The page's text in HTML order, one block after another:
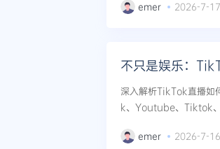
emer 2026-7-
不只是娱乐：
深入解析TikTok直播如
k、Youtube、Tiktok
emer 2026-7-